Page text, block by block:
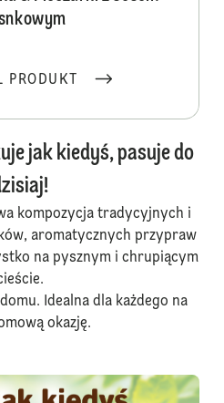
PRODUKT
jak kiedyś, pasuje do
kompozycja tradycyjnych i
aromatycznych przypraw
na pysznym i chrupiącym
Idealna dla każdego na
okazję.